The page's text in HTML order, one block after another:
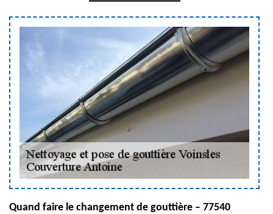
Quand faire le changement de gouttière – 77540